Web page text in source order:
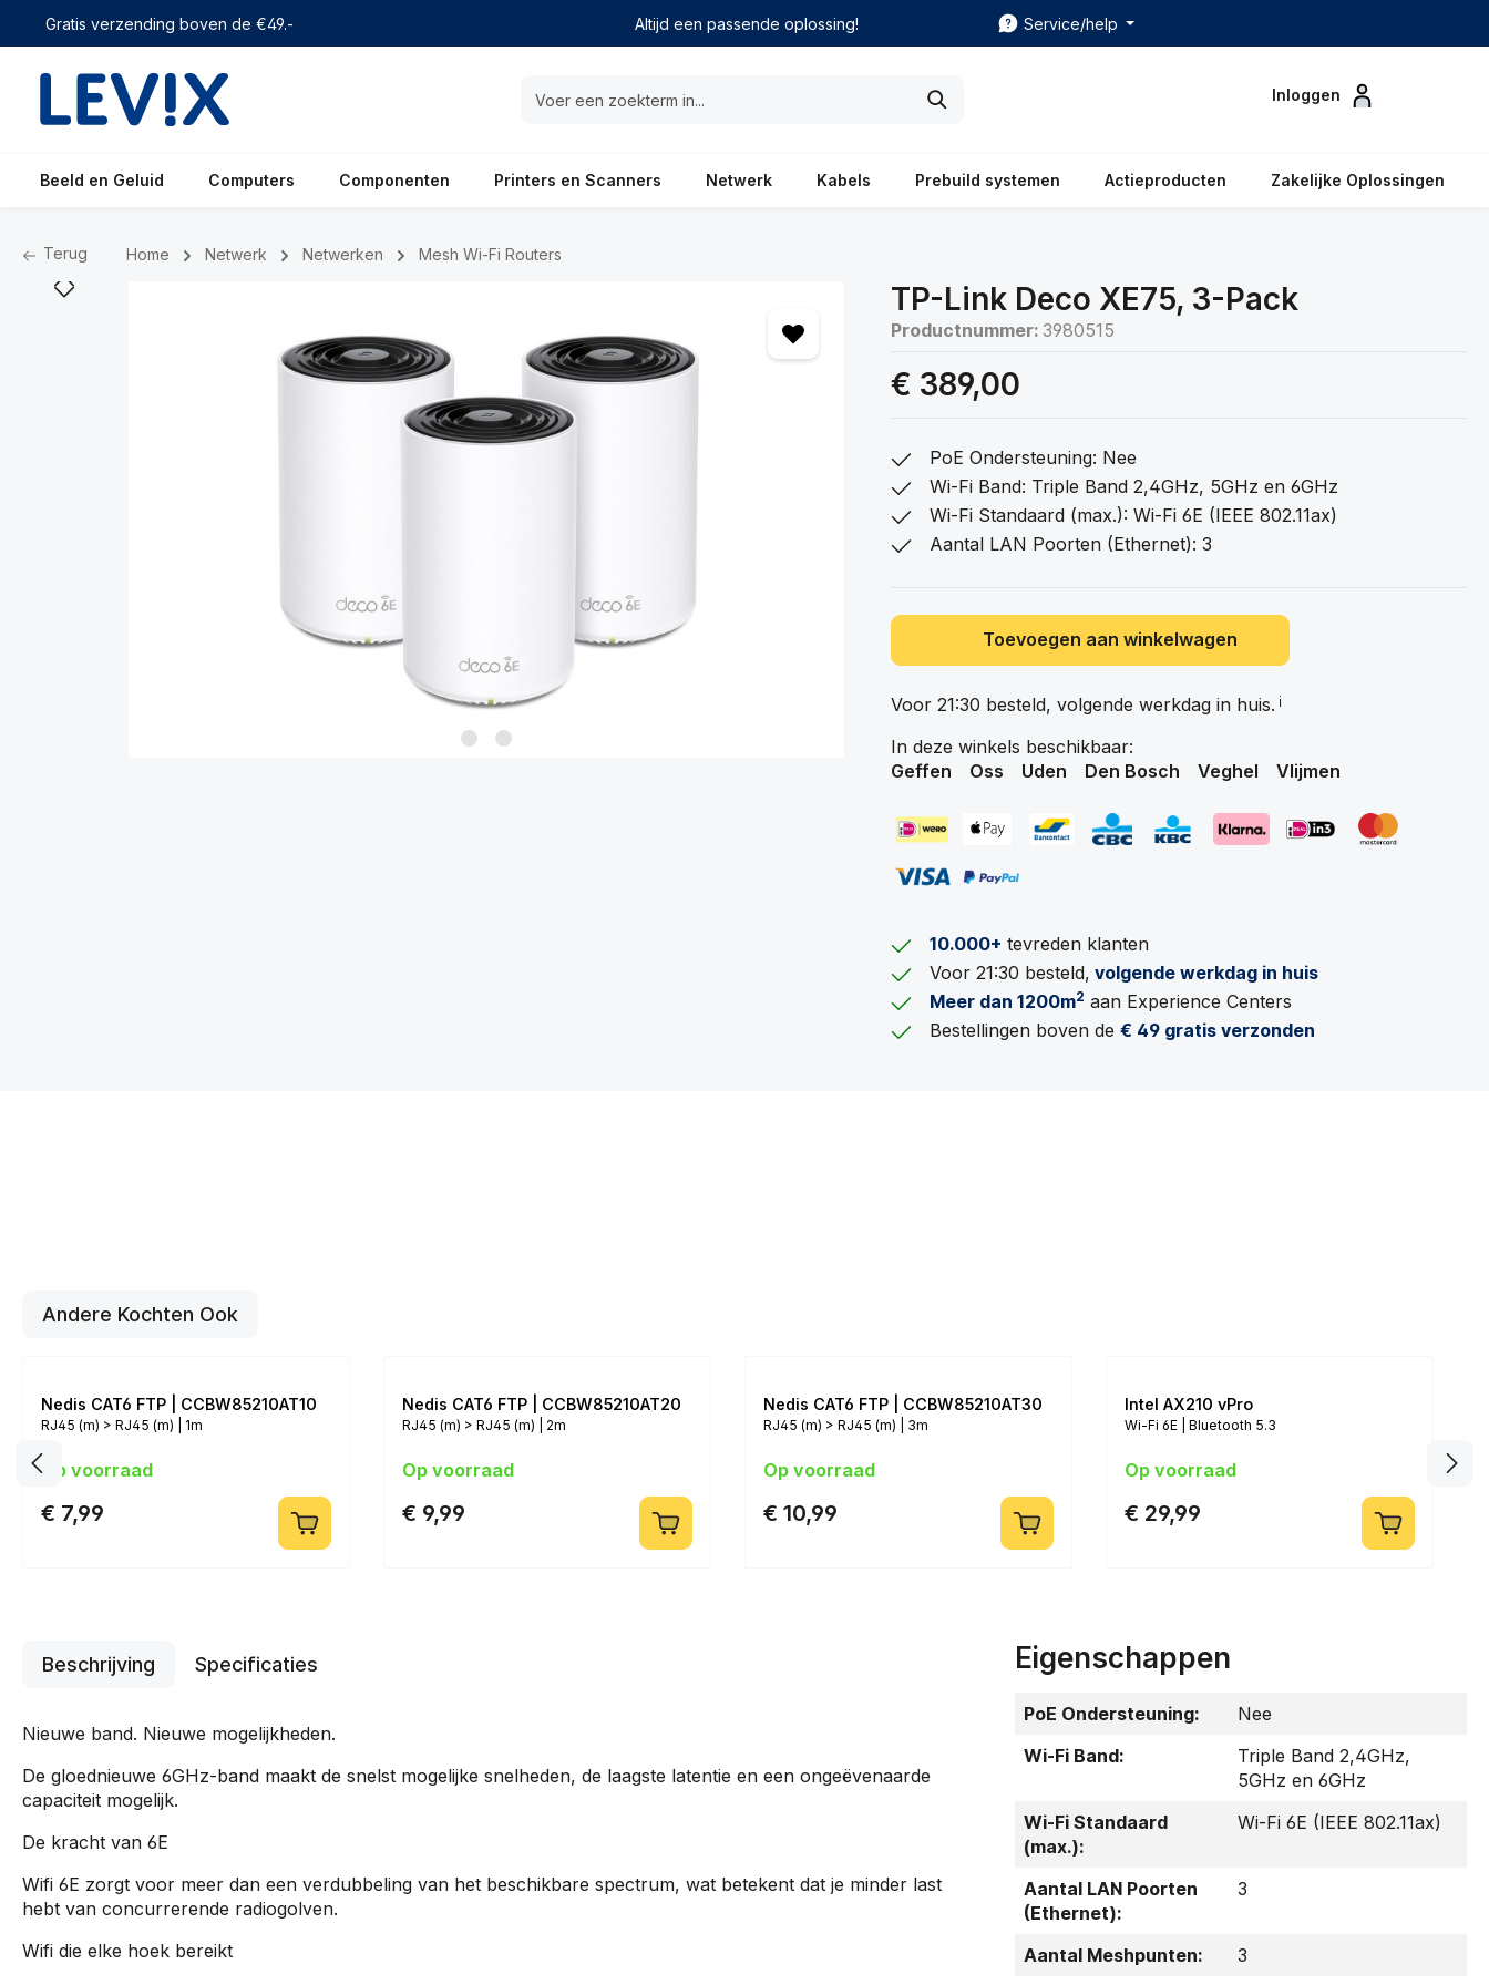
Ga naar de hoofdnavigatie
Gratis verzending boven de €49.- Altijd een passende oplossing! Service/help
Inloggen
Beeld en Geluid Computers Componenten Printers en Scanners Netwerk Kabels Prebuild systemen Actieproducten Zakelijke Oplossingen
Terug Home Netwerk Netwerken Mesh Wi-Fi Routers
TP-Link Deco XE75, 3-Pack
Productnummer: 3980515
€ 389,00
PoE Ondersteuning: Nee
Wi-Fi Band: Triple Band 2,4GHz, 5GHz en 6GHz
Wi-Fi Standaard (max.): Wi-Fi 6E (IEEE 802.11ax)
Aantal LAN Poorten (Ethernet): 3
Toevoegen aan winkelwagen
Voor 21:30 besteld, volgende werkdag in huis. ℹ️
In deze winkels beschikbaar:
Geffen
Oss Uden Den Bosch Veghel Vlijmen
10.000+ tevreden klanten
Voor 21:30 besteld, volgende werkdag in huis
Meer dan 1200m2 aan Experience Centers
Bestellingen boven de€ 49 gratis verzonden
Andere Kochten Ook
Nedis CAT6 FTP | CCBW85210AT10
RJ45 (m) > RJ45 (m) | 1m
Op voorraad
€ 7,99
Nedis CAT6 FTP | CCBW85210AT20
RJ45 (m) > RJ45 (m) | 2m
Op voorraad
€ 9,99
Nedis CAT6 FTP | CCBW85210AT30
RJ45 (m) > RJ45 (m) | 3m
Op voorraad
€ 10,99
Intel AX210 vPro
Wi-Fi 6E | Bluetooth 5.3
Op voorraad
€ 29,99
Beschrijving Specificaties
Nieuwe band. Nieuwe mogelijkheden.
De gloednieuwe 6GHz-band maakt de snelst mogelijke snelheden, de laagste latentie en een ongeëvenaarde
capaciteit mogelijk.
De kracht van 6E
Wifi 6E zorgt voor meer dan een verdubbeling van het beschikbare spectrum, wat betekent dat je minder last
hebt van concurrerende radiogolven.
Wifi die elke hoek bereikt
Eigenschappen
PoE Ondersteuning:
Nee
Wi-Fi Band:
Triple Band 2,4GHz,
5GHz en 6GHz
Wi-Fi Standaard
(max.):
Wi-Fi 6E (IEEE 802.11ax)
Aantal LAN Poorten
(Ethernet):
3
Aantal Meshpunten:
3